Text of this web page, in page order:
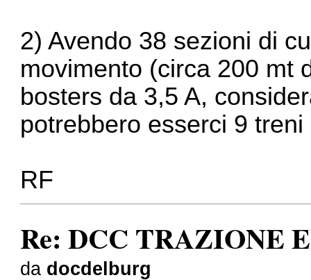
2) Avendo 38 sezioni di
movimento (circa 200 mt
bosters da 3,5 A,
potrebbero esserci 9
RF
Re: DCC TRAZIONE
da docdelburg